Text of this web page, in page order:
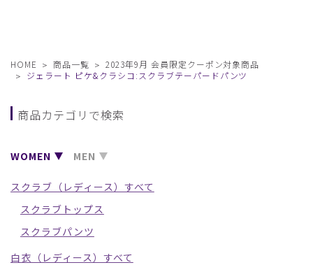
HOME 商品一覧
2023年9月 会員限定クーポン対象商品
ジェラート ピケ&クラシコ:スクラブテーパードパンツ
商品カテゴリで検索
WOMEN MEN
スクラブ（レディース）すべて
スクラブトップス
スクラブパンツ
白衣（レディース）すべて